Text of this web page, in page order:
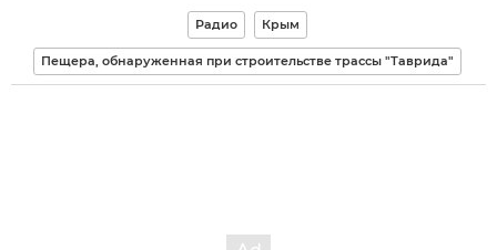
Радио Крым
Пещера, обнаруженная при строительстве трассы "Таврида"